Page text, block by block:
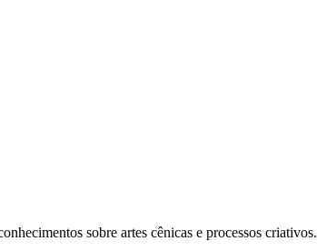
sobre artes cênicas e processos criativos.